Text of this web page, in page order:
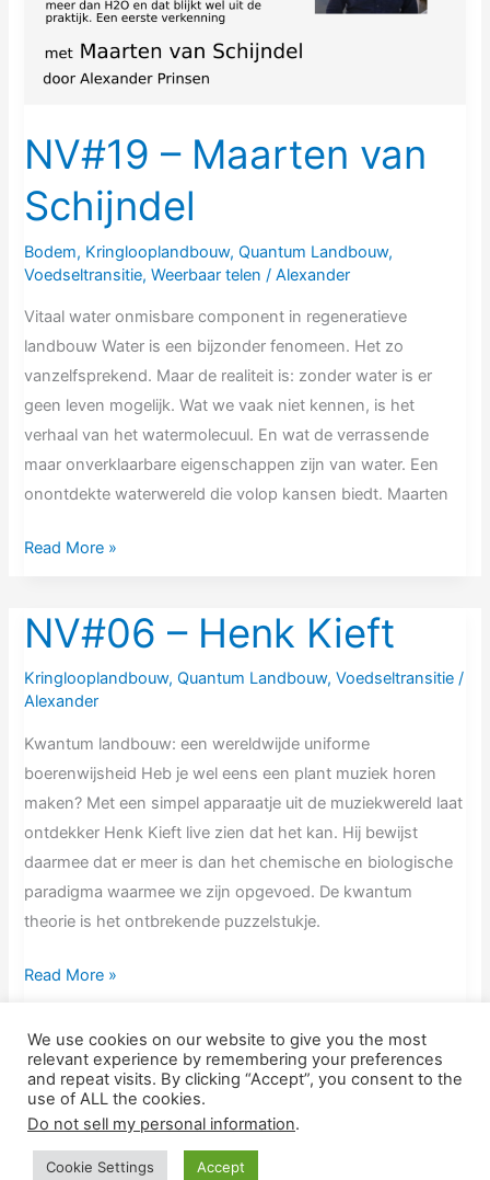
NV#19 – Maarten van
Schijndel
Bodem, Kringlooplandbouw,Quantum Landbouw,
Voedseltransitie,Weerbaar telen /Alexander
Vitaal water onmisbare component in regeneratieve
landbouw Water is een bijzonder fenomeen. Het zo
vanzelfsprekend. Maar de realiteit is: zonder water is er
geen leven mogelijk. Wat we vaak niet kennen, is het
verhaal van het watermolecuul. En wat de verrassende
maar onverklaarbare eigenschappen zijn van water. Een
onontdekte waterwereld die volop kansen biedt. Maarten
Read More »
NV#06 – Henk Kieft
Kringlooplandbouw,Quantum Landbouw,Voedseltransitie /
Alexander
Kwantum landbouw: een wereldwijde uniforme
boerenwijsheid Heb je wel eens een plant muziek horen
maken? Met een simpel apparaatje uit de muziekwereld laat
ontdekker Henk Kieft live zien dat het kan. Hij bewijst
daarmee dat er meer is dan het chemische en biologische
paradigma waarmee we zijn opgevoed. De kwantum
theorie is het ontbrekende puzzelstukje.
NV#06
–
Henk
Kieft
Read More »
Nieuw Voer is een handelsnaam van Scope Matters en is
statutair gevestigd te Rotterdam (Dr de Visserstraat 20B02,
Copyright © 2026
We use cookies on our website to give you the most
relevant experience by remembering your preferences
and repeat visits. By clicking “Accept”, you consent to the
use of ALL the cookies.
Do not sell my personal information.
Cookie Settings Accept